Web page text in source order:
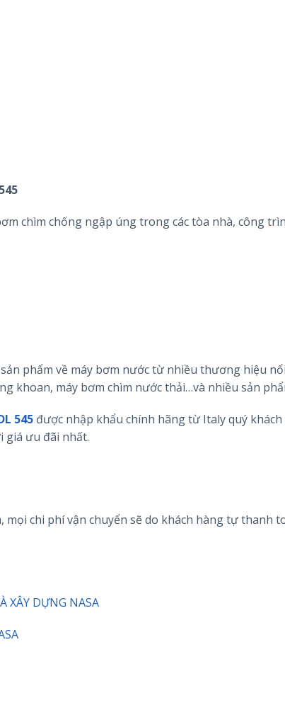
chìm chống ngập úng trong các tòa nhà, công
phẩm về máy bơm nước từ nhiều thương hiệu
khoan, máy bơm chìm nước thải…và nhiều sản
545 được nhập khẩu chính hãng từ Italy quý khách
giá ưu đãi nhất.
chi phí vận chuyển sẽ do khách hàng tự thanh
XÂY DỰNG NASA